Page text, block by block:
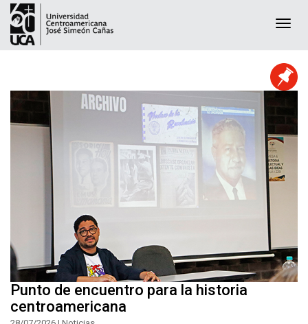
Punto de encuentro para la historia
centroamericana